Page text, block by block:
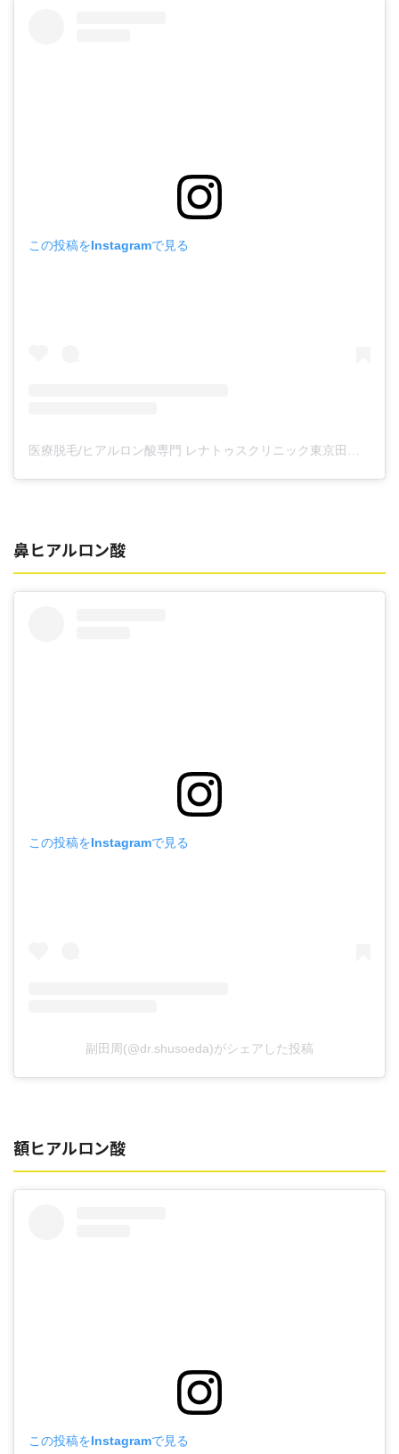
この投稿をInstagramで見る
医療脱毛/ヒアルロン酸専門 レナトゥスクリニック東京田町院 東山麻伊子(@dr.higashiyama)がシェアした投稿
鼻ヒアルロン酸
この投稿をInstagramで見る
副田周(@dr.shusoeda)がシェアした投稿
額ヒアルロン酸
この投稿をInstagramで見る